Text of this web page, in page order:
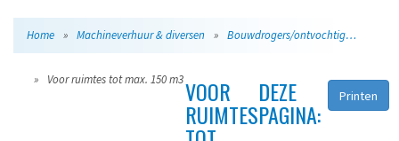
Home » Machineverhuur & diversen » Bouwdrogers/ontvochtigers
» Voor ruimtes tot max. 150 m3VOOR
RUIMTES
DEZE
PAGINA:
Printen